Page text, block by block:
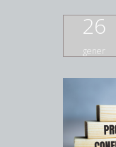
26
gener